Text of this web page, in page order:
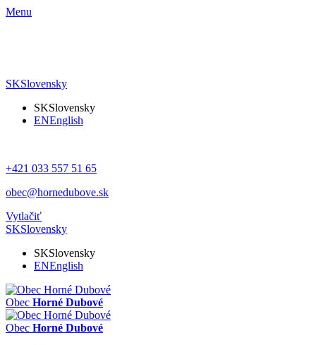
Menu
SKSlovensky
SKSlovensky
ENEnglish
+421 033 557 51 65
obec@hornedubove.sk
Vytlačiť
SKSlovensky
SKSlovensky
ENEnglish
Obec Horné Dubové
Obec Horné Dubové